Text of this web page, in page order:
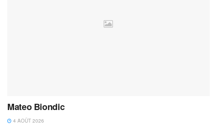
Mateo Biondic
4 AOÛT 2026